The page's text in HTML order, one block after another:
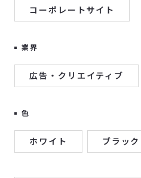
コーポレートサイト
業界
広告・クリエイティブ
色
ホワイト ブラック